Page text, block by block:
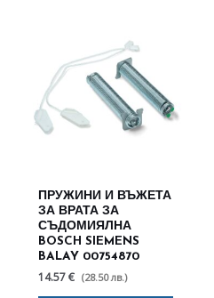
ПРУЖИНИ И ВЪЖЕТА
ЗА ВРАТА ЗА
СЪДОМИЯЛНА
BOSCH SIEMENS
BALAY 00754870
14.57 € (28.50 лв.)